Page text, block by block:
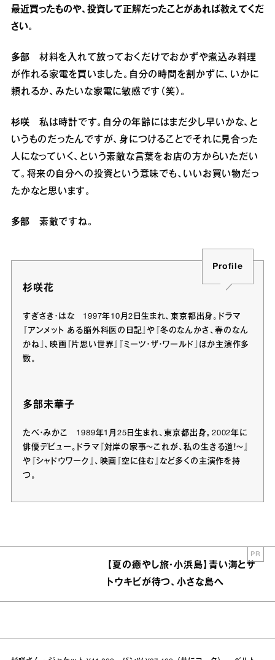
最近買ったものや、投資して正解だったことがあれば教えてくだ
さい。
多部 材料を入れて放っておくだけでおかずや煮込み料理
が作れる家電を買いました。自分の時間を割かずに、いかに
頼れるか、みたいな家電に敏感です（笑）。
杉咲 私は時計です。自分の年齢にはまだ少し早いかな、と
いうものだったんですが、身につけることでそれに見合った
人になっていく、という素敵な言葉をお店の方からいただい
て。将来の自分への投資という意味でも、いいお買い物だっ
たかなと思います。
多部 素敵ですね。
Profile
杉咲花
すぎさき・はな 1997年10月2日生まれ、東京都出身。ドラマ
『アンメット ある脳外科医の日記』や『冬のなんかさ、春のなん
かね』、映画『片思い世界』『ミーツ・ザ・ワールド』ほか主演作多
数。
多部未華子
たべ・みかこ 1989年1月25日生まれ、東京都出身。2002年に
俳優デビュー。ドラマ『対岸の家事～これが、私の生きる道！～』
や『シャドウワーク』、映画『空に住む』など多くの主演作を持
つ。
【夏の癒やし旅・小浜島】青い海とサ
トウキビが待つ、小さな島へ
PR